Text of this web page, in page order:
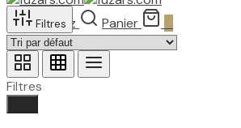
Recherchez Panier
Filtres
Filtres